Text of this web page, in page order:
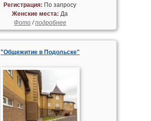
Регистрация: По запросу
Женские места: Да
Фото/подробнее
"Общежитие в Подольске"